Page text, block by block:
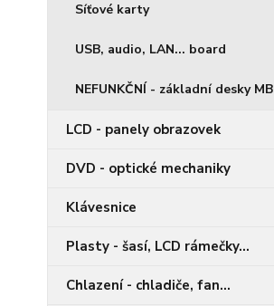
Síťové karty
USB, audio, LAN... board
NEFUNKČNÍ - základní desky MB
LCD - panely obrazovek
DVD - optické mechaniky
Klávesnice
Plasty - šasí, LCD rámečky...
Chlazení - chladiče, fan...